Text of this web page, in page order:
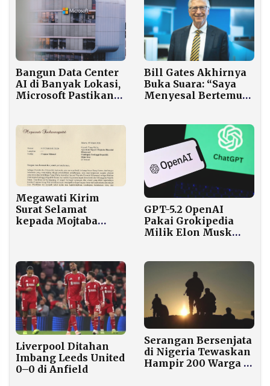
Bangun Data Center
AI di Banyak Lokasi,
Microsoft Pastikan
Bill Gates Akhirnya
Buka Suara: “Saya
Menyesal Bertemu
Megawati Kirim
Surat Selamat
kepada Mojtaba
GPT-5.2 OpenAI
Pakai Grokipedia
Milik Elon Musk
Liverpool Ditahan
Imbang Leeds United
0–0 di Anfield
Serangan Bersenjata
di Nigeria Tewaskan
Hampir 200 Warga di